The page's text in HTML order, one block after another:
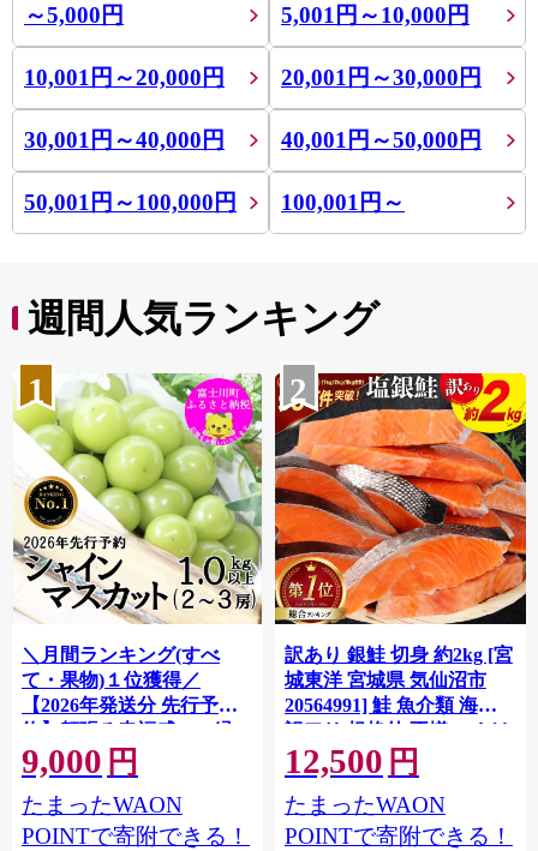
～5,000円 5,001円～10,000円
10,001円～20,000円 20,001円～30,000円
30,001円～40,000円 40,001円～50,000円
50,001円～100,000円 100,001円～
週間人気ランキング
1
＼月間ランキング(すべ
て・果物)１位獲得／
【2026年発送分 先行予
約】頬張る幸福感 〜緑の
宝石・ シャインマスカッ
ト 〜 １ｋｇ以上（２〜３
房） フルーツ 山梨県産 果
物 くだもの シャイン マス
9,000 円
たまったWAON
POINTで寄附できる！
2
訳あり 銀鮭 切身 約2kg [宮
城東洋 宮城県 気仙沼市
20564991] 鮭 魚介類 海鮮
訳アリ 規格外 不揃い さけ
サケ 鮭切身 シャケ 切り身
冷凍 家庭用 おかず 弁当 支
援 サーモン 銀鮭切り身 魚
わけあり
12,500 円
たまったWAON
POINTで寄附できる！